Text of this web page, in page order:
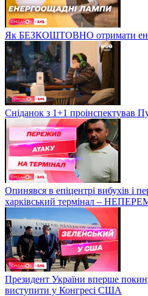
Як БЕЗКОШТОВНО отримати
Сніданок з 1+1 проінспектував
Опинявся в епіцентрі вибухів і
харківський термінал –
Президент України вперше
виступити у Конгресі США